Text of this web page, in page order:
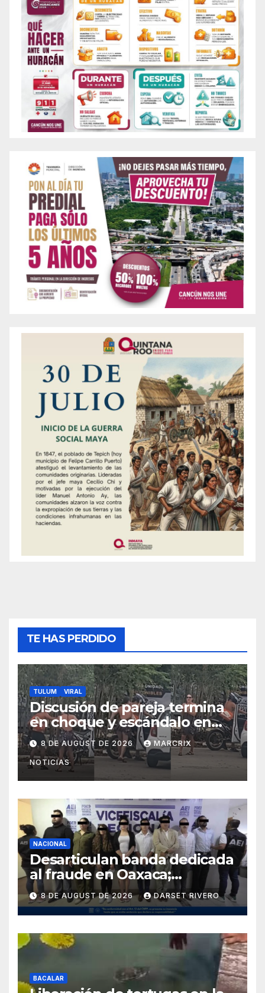
TE HAS PERDIDO
TULUM VIRAL
Discusión de pareja termina
en choque y escándalo en
Aldea Zamá de Tulum
8 DE AUGUST DE 2026 MARCRIX
NOTICIAS
NACIONAL
Desarticulan banda dedicada
al fraude en Oaxaca;
detienen a ocho personas en
flagrancia
8 DE AUGUST DE 2026 DARSET RIVERO
BACALAR